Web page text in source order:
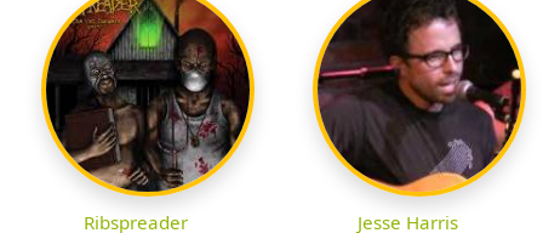
Ribspreader Jesse Harris